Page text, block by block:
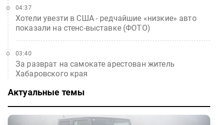
Хотели увезти в США - редчайшие «низкие» авто
показали на стенс-выставке (ФОТО)
04:37
За разврат на самокате арестован житель
Хабаровского края
03:40
Актуальные темы